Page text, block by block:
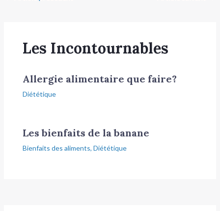
Les Incontournables
Allergie alimentaire que faire?
Diététique
Les bienfaits de la banane
Bienfaits des aliments, Diététique